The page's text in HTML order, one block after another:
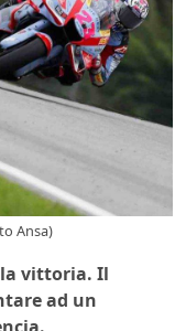
Ansa)
vittoria. Il
ad un